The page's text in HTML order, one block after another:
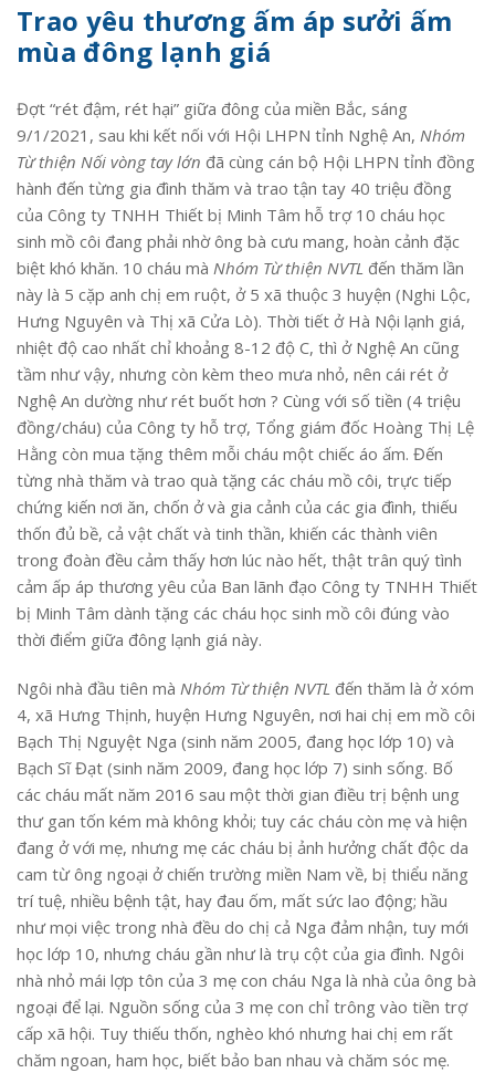
Trao yêu thương ấm áp sưởi ấm
mùa đông lạnh giá
Đợt “rét đậm, rét hại” giữa đông của miền Bắc, sáng
9/1/2021, sau khi kết nối với Hội LHPN tỉnh Nghệ An, Nhóm
Từ thiện Nối vòng tay lớn đã cùng cán bộ Hội LHPN tỉnh đồng
hành đến từng gia đình thăm và trao tận tay 40 triệu đồng
của Công ty TNHH Thiết bị Minh Tâm hỗ trợ 10 cháu học
sinh mồ côi đang phải nhờ ông bà cưu mang, hoàn cảnh đặc
biệt khó khăn. 10 cháu mà Nhóm Từ thiện NVTL đến thăm lần
này là 5 cặp anh chị em ruột, ở 5 xã thuộc 3 huyện (Nghi Lộc,
Hưng Nguyên và Thị xã Cửa Lò). Thời tiết ở Hà Nội lạnh giá,
nhiệt độ cao nhất chỉ khoảng 8-12 độ C, thì ở Nghệ An cũng
tầm như vậy, nhưng còn kèm theo mưa nhỏ, nên cái rét ở
Nghệ An dường như rét buốt hơn ? Cùng với số tiền (4 triệu
đồng/cháu) của Công ty hỗ trợ, Tổng giám đốc Hoàng Thị Lệ
Hằng còn mua tặng thêm mỗi cháu một chiếc áo ấm. Đến
từng nhà thăm và trao quà tặng các cháu mồ côi, trực tiếp
chứng kiến nơi ăn, chốn ở và gia cảnh của các gia đình, thiếu
thốn đủ bề, cả vật chất và tinh thần, khiến các thành viên
trong đoàn đều cảm thấy hơn lúc nào hết, thật trân quý tình
cảm ấp áp thương yêu của Ban lãnh đạo Công ty TNHH Thiết
bị Minh Tâm dành tặng các cháu học sinh mồ côi đúng vào
thời điểm giữa đông lạnh giá này.
Ngôi nhà đầu tiên mà Nhóm Từ thiện NVTL đến thăm là ở xóm
4, xã Hưng Thịnh, huyện Hưng Nguyên, nơi hai chị em mồ côi
Bạch Thị Nguyệt Nga (sinh năm 2005, đang học lớp 10) và
Bạch Sĩ Đạt (sinh năm 2009, đang học lớp 7) sinh sống. Bố
các cháu mất năm 2016 sau một thời gian điều trị bệnh ung
thư gan tốn kém mà không khỏi; tuy các cháu còn mẹ và hiện
đang ở với mẹ, nhưng mẹ các cháu bị ảnh hưởng chất độc da
cam từ ông ngoại ở chiến trường miền Nam về, bị thiểu năng
trí tuệ, nhiều bệnh tật, hay đau ốm, mất sức lao động; hầu
như mọi việc trong nhà đều do chị cả Nga đảm nhận, tuy mới
học lớp 10, nhưng cháu gần như là trụ cột của gia đình. Ngôi
nhà nhỏ mái lợp tôn của 3 mẹ con cháu Nga là nhà của ông bà
ngoại để lại. Nguồn sống của 3 mẹ con chỉ trông vào tiền trợ
cấp xã hội. Tuy thiếu thốn, nghèo khó nhưng hai chị em rất
chăm ngoan, ham học, biết bảo ban nhau và chăm sóc mẹ.